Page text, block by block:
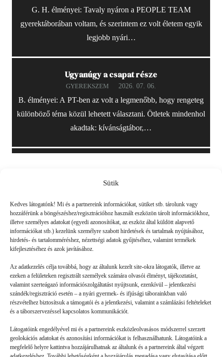
Sütik
Kedves látogatónk! Mi és a partnereink információkat, sütiket stb. tárolunk vagy
hozzáférünk a böngészéshez/regisztrációhoz használt eszközön tárolt információkhoz,
illetve személyes adatokat (egyedi azonosítókat, az eszköz által küldött alapvető
információkat stb.) kezelünk személyre szabott hirdetések és tartalmak nyújtásához,
hirdetés- és tartalomméréshez, nézettségi adatok gyűjtéséhez, valamint termékek
kifejlesztéséhez és azok javításához.
Az adatkezelés célja továbbá, hogy az általunk kezelt site-okra látogatók, illetve az
ezeken a felületeken regisztrált személyek számára olvasói élményt, tájékoztatást,
valamint szerteágazó információszolgáltatást nyújtsunk, ezenkívül – jelentkezési
szándék/regisztráció esetén – a nyári gyermek- és ifjúsági táborainkban való
részvételhez biztosítsuk a támogatói és a jelentkezési, valamint a számlázási feltételeket
és a táborszervezéssel kapcsolatos kommunikációt.
Látogatóink engedélyével mi és a partnereink eszközleolvasásos módszerrel szerzett
geolokációs adatokat és azonosítási információkat is felhasználhatunk. Látogatóink a
megfelelő helyre kattintva hozzájárulhatnak az általunk és a partnereink által végzett
G. H. élményei: Tavaly nyáron a PEOPLE TEAM
gyerektáborában voltam, és szerintem ez volt életem egyik
legjobb nyári…
Ugyanúgy a csapat része
GYEREKSZEM 2026. 07. 06.
B. élményei: A PT-ben az volt a legmenőbb, hogy rengeteg
különböző téma közül lehetett választani. Ötletek mindenhol
akadtak: kívánságtábor,…
Friss